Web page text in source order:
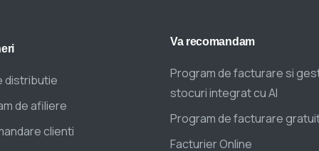
distributie
de afiliere
clienti
Va recomandam
Program de facturare si
stocuri integrat cu AI
Program de facturare
Facturier Online